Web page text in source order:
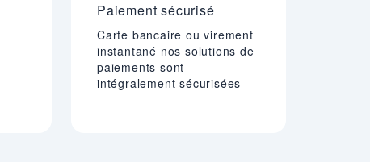
Paiement sécurisé
Carte bancaire ou virement
instantané nos solutions de
paiements sont
intégralement sécurisées